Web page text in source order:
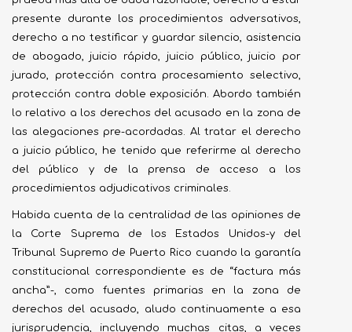
presente durante los procedimientos adversativos,
derecho a no testificar y guardar silencio, asistencia
de abogado, juicio rápido, juicio público, juicio por
jurado, protección contra procesamiento selectivo,
protección contra doble exposición. Abordo también
lo relativo a los derechos del acusado en la zona de
las alegaciones pre-acordadas. Al tratar el derecho
a juicio público, he tenido que referirme al derecho
del público y de la prensa de acceso a los
procedimientos adjudicativos criminales.
Habida cuenta de la centralidad de las opiniones de
la Corte Suprema de los Estados Unidos-y del
Tribunal Supremo de Puerto Rico cuando la garantía
constitucional correspondiente es de “factura más
ancha”-, como fuentes primarias en la zona de
derechos del acusado, aludo continuamente a esa
jurisprudencia, incluyendo muchas citas, a veces